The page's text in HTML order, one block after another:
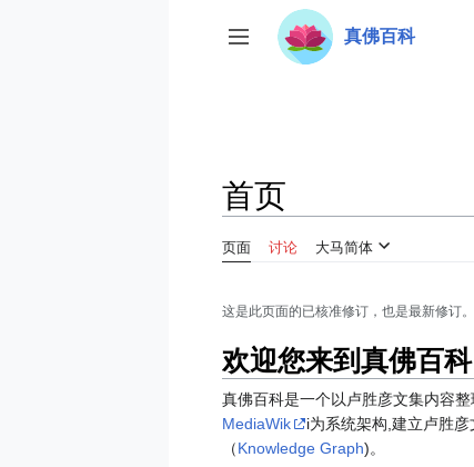
转开关侧边栏
真佛百科
首页
页面 讨论 大马简体
这是此页面的已核准修订，也是最新修订。
欢迎您来到真佛百科
真佛百科是一个以卢胜彦文集内容
MediaWik
i为系统架构,建立卢胜彦
（Knowledge Graph)。